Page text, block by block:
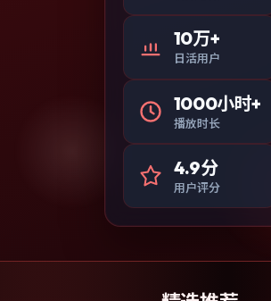
10万+
日活用户
1000小时+
播放时长
4.9分
用户评分